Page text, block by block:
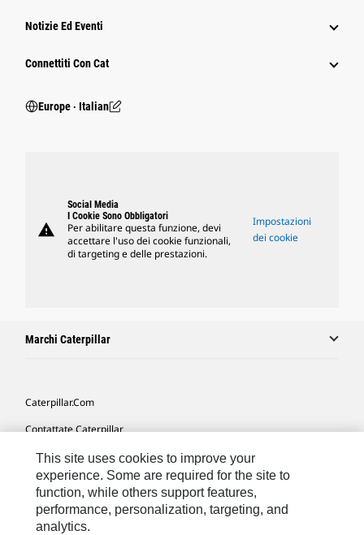
Notizie Ed Eventi
Connettiti Con Cat
Europe ‧ Italian
warning
Social Media
I Cookie Sono Obbligatori
Per abilitare questa funzione, devi
accettare l'uso dei cookie funzionali,
di targeting e delle prestazioni.
Impostazioni
dei cookie
Marchi Caterpillar
Caterpillar.com
Contattate Caterpillar
Le Mie Preferenze Di Marketing
Mappa Del Sito
Cookie Settings
This site uses cookies to improve your
experience. Some are required for the site to
function, while others support features,
performance, personalization, targeting, and
analytics.